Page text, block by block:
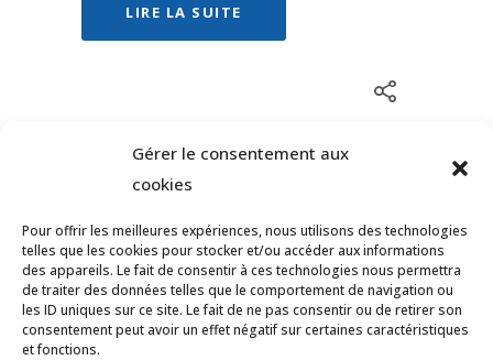
Gérer le consentement aux
cookies
Pour offrir les meilleures expériences, nous utilisons des technologies
telles que les cookies pour stocker et/ou accéder aux informations
des appareils. Le fait de consentir à ces technologies nous permettra
de traiter des données telles que le comportement de navigation ou
les ID uniques sur ce site. Le fait de ne pas consentir ou de retirer son
consentement peut avoir un effet négatif sur certaines caractéristiques
et fonctions.
LIRE LA SUITE